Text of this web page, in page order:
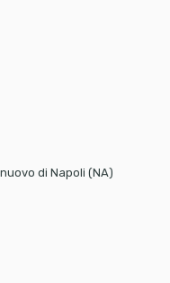
di Napoli (NA)